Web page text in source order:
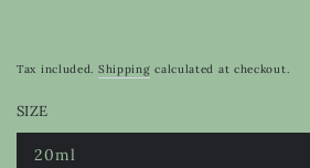
Tax included. Shipping calculated at checkout.
SIZE
20ml
Variant